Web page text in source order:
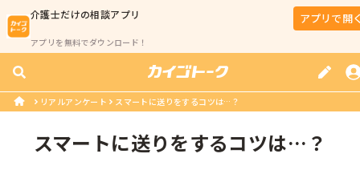
介護士だけの相談アプリ
アプリを無料でダウンロード！
アプリで開
リアルアンケート スマートに送りをするコツは…？
スマートに送りをするコツは…？